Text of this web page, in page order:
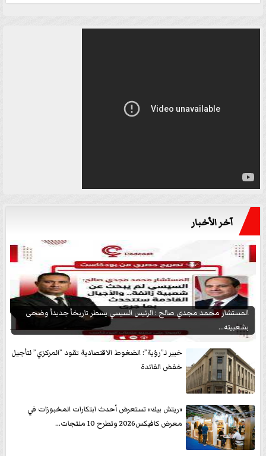
آخر الأخبار
المستشار محمد مجدي صالح : الرئيس السيسي يسطر تاريخاً جديداً وضحى
بشعبيته...
خبير لـ”رؤية”: الضغوط الاقتصادية تقود ”المركزي” لتأجيل
خفض الفائدة
«ريتش بيك» تستعرض أحدث ابتكارات المخبوزات في
معرض كافيكس2026 وتطرح 10 منتجات...